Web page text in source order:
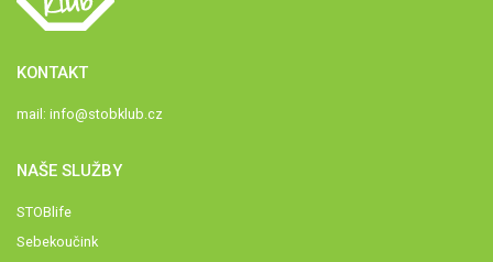
KONTAKT
mail: info@stobklub.cz
NAŠE SLUŽBY
STOBlife
Sebekoučink